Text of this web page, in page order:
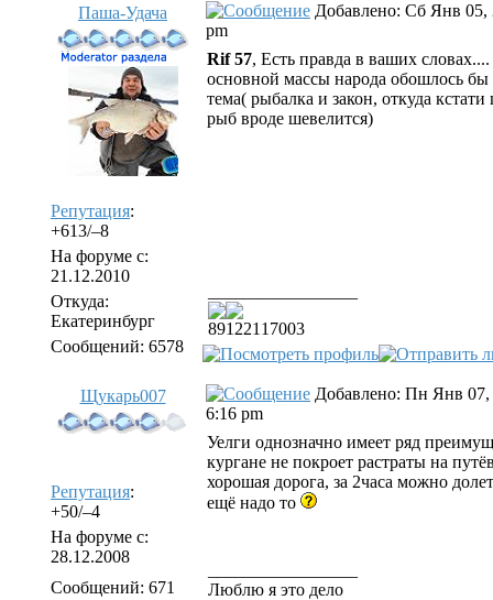
Паша-Удача
Репутация:
+613/–8
На форуме с:
21.12.2010
Откуда:
Екатеринбург
Сообщений: 6578
Добавлено: Сб Янв 05,
pm
Rif 57, Есть правда в ваших
основной массы народа обошлось бы
тема( рыбалка и закон, откуда
рыб вроде шевелится)
89122117003
Щукарь007
Репутация:
+50/–4
На форуме с:
28.12.2008
Сообщений: 671
Добавлено: Пн Янв 07,
6:16 pm
Уелги однозначно имеет ряд
кургане не покроет растраты на
хорошая дорога, за 2часа можно
ещё надо то
Люблю я это дело